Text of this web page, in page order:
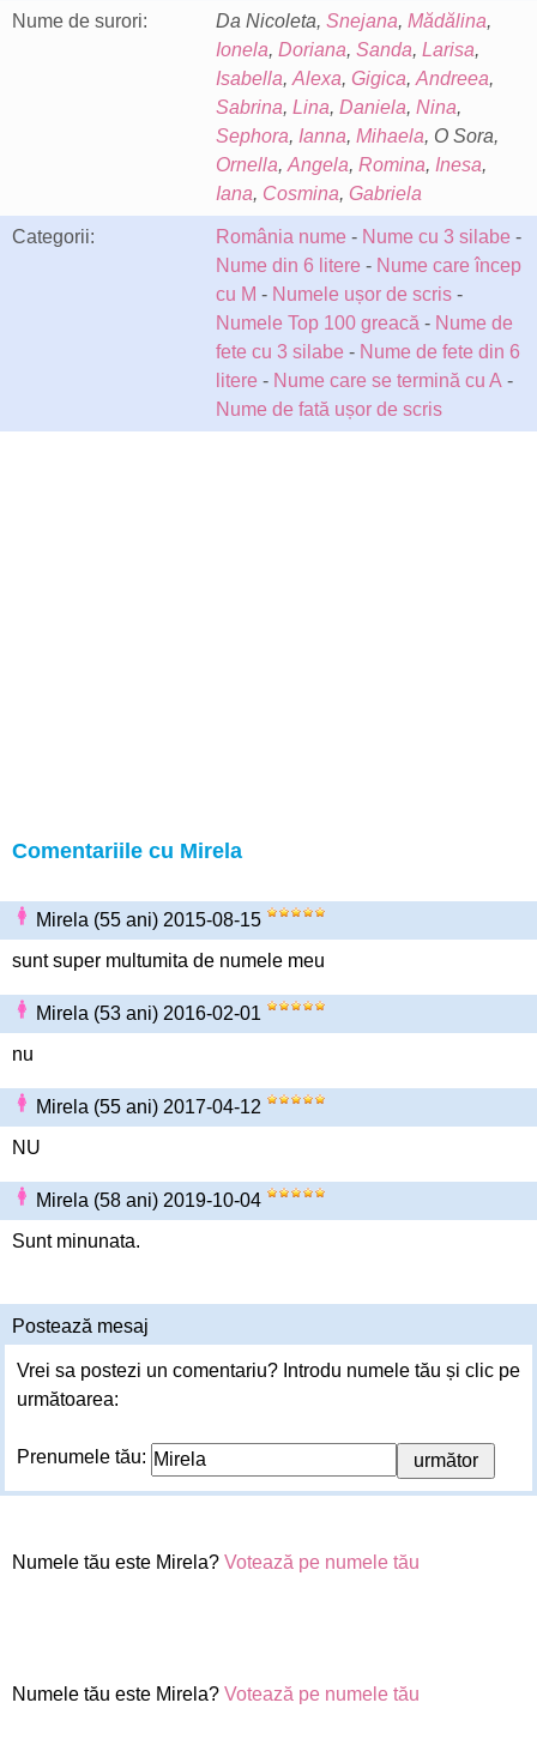
Nume de surori: Da Nicoleta, Snejana, Mădălina,
Ionela, Doriana, Sanda, Larisa,
Isabella, Alexa, Gigica, Andreea,
Sabrina, Lina, Daniela, Nina,
Sephora, Ianna, Mihaela, O Sora,
Ornella, Angela, Romina, Inesa,
Iana, Cosmina, Gabriela
Categorii: România nume - Nume cu 3 silabe -
Nume din 6 litere - Nume care încep
cu M - Numele ușor de scris -
Numele Top 100 greacă - Nume de
fete cu 3 silabe - Nume de fete din 6
litere - Nume care se termină cu A -
Nume de fată ușor de scris
Comentariile cu Mirela
Mirela (55 ani) 2015-08-15
sunt super multumita de numele meu
Mirela (53 ani) 2016-02-01
nu
Mirela (55 ani) 2017-04-12
NU
Mirela (58 ani) 2019-10-04
Sunt minunata.
Postează mesaj
Vrei sa postezi un comentariu? Introdu numele tău și clic pe
următoarea:
Prenumele tău:
Numele tău este Mirela? Votează pe numele tău
Numele tău este Mirela? Votează pe numele tău